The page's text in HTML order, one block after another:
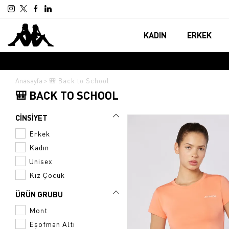
KADIN
Şort
Atlet
Tayt
ERKEK
Sweatshirt
Şort
Atlet
Anasayfa 🎒 Back to School
🎒 BACK TO SCHOOL
CİNSİYET
Erkek
Kadın
Unisex
Kız Çocuk
ÜRÜN GRUBU
Mont
Eşofman Altı